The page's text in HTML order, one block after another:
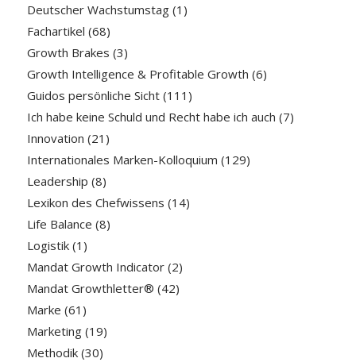
Deutscher Wachstumstag(1)
Fachartikel (68)
Growth Brakes (3)
Growth Intelligence & Profitable Growth (6)
Guidos persönliche Sicht(111)
Ich habe keine Schuld und Recht habe ich auch (7)
Innovation (21)
Internationales Marken-Kolloquium (129)
Leadership (8)
Lexikon des Chefwissens (14)
Life Balance (8)
Logistik(1)
Mandat Growth Indicator(2)
Mandat Growthletter® (42)
Marke (61)
Marketing(19)
Methodik(30)